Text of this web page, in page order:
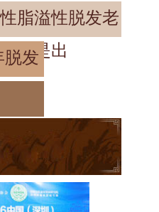
脂溢性脱发老
是出
脱发
皮